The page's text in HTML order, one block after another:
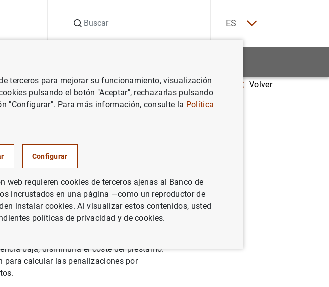
ES
monetaria Tipos de interés ¿Qué son los tipos de interés de referencia?Volver
de referencia?
de referencia, son tipos de interés que
pueden ser los préstamos hipotecarios a tipo
banco puede conceder un préstamo
(por ejemplo, el euríbor a 12 meses) más
baja, disminuirá el coste del préstamo.
para calcular las penalizaciones por
terceros para mejorar su funcionamiento, visualización
pulsando el botón "Aceptar", rechazarlas pulsando
"Configurar". Para más información, consulte la Política
Configurar
requieren cookies de terceros ajenas al Banco de
incrustados en una página —como un reproductor de
instalar cookies. Al visualizar estos contenidos, usted
políticas de privacidad y de cookies.